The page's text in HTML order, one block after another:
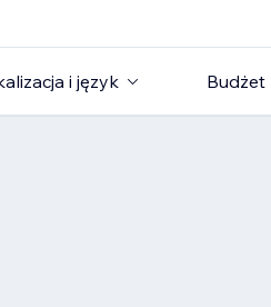
i język Budżet